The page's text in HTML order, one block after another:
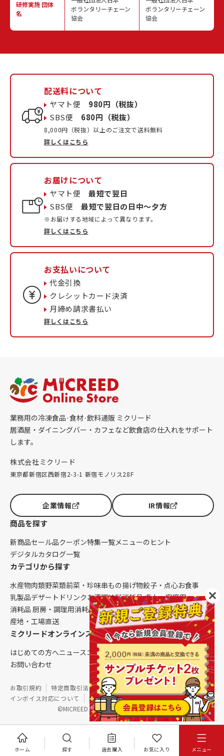
ホーム 探す 過去購入 お気に入り メニュー
研修実施 団体
名
ボランタリーチェーン
協会
ボランタリーチェーン
協会
配送料について
ヤマト便 980円（税抜）
SBS便 680円（税抜）
8,000円（税抜）以上のご注文で送料無料
詳しくはこちら
お届けについて
ヤマト便最短で翌日
SBS便最短で翌日の日中〜夕方
※お届けする地域によって異なります。
詳しくはこちら
お支払いについて
代金引換
クレシットカード決済
月締め請求書払い
詳しくはこちら
業務用の冷凍食品·食材·飲料通販 ミクリード
居酒屋・ダイニングバー・カフェなど飲食店の仕入れをサポート
します。
株式会社ミクリード
東京都新宿区西新宿2-3-1 新宿モノリス28F
企業情報 IR情報
商品を探す
新商品セール品クーポン特集一覧メニューのヒント
デジタルカタログ一覧
カテゴリから探す
水産物肉類野菜類前菜・珍味串もの揚げ物餃子・点心お食事
乳製品デザート ドリンク お酒調味料消耗品 卓上・客席用
消耗品 厨房・調理用消耗品 クレンリネス生鮮品（配送便限定）
産地・工場直送
ミクリードオンラインストアについて
はじめての方へニュースコラムご利用ガイド会社概要
お問い合わせ
©MICREED CO.,LTD. All Rights Reserved.
お取引規約 特定商取引法に基づく表記
個人情報保護方針
インボイス対応について
サイトマップ